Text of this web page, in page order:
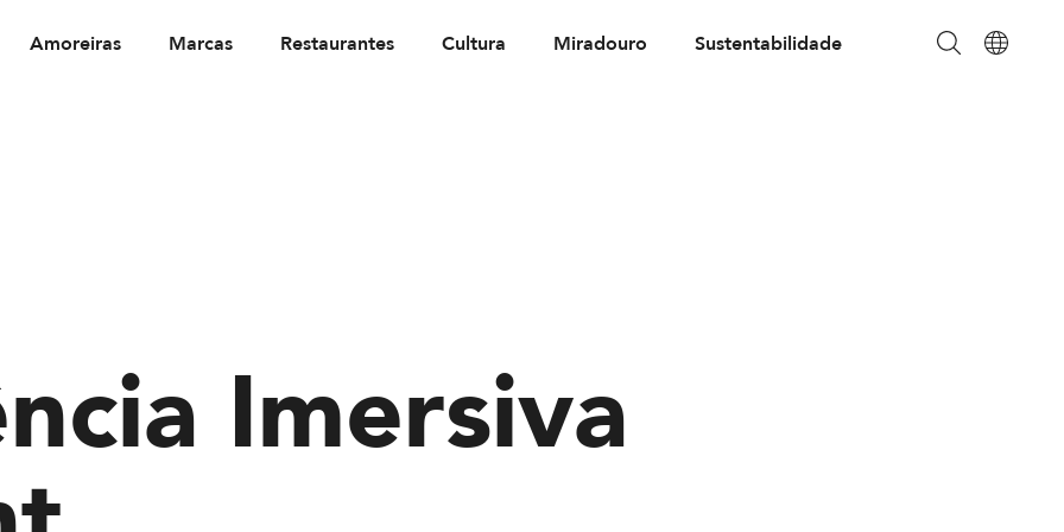
Amoreiras Marcas Restaurantes Cultura Miradouro Sustentabilidade
Imersiva